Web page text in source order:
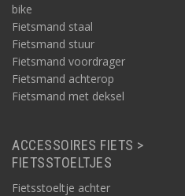
bike
Fietsmand staal
Fietsmand stuur
Fietsmand voordrager
Fietsmand achterop
Fietsmand met deksel
ACCESSOIRES FIETS >
FIETSSTOELTJES
Fietsstoeltje achter